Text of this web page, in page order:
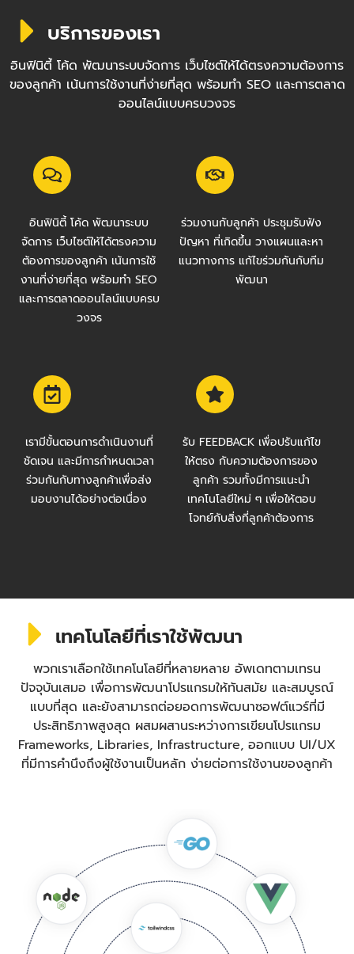
บริการของเรา
อินฟินิตี้ โค้ด พัฒนาระบบจัดการ เว็บไซต์ให้ได้ตรงความต้องการ
ของลูกค้า เน้นการใช้งานที่ง่ายที่สุด พร้อมทำ SEO และการตลาด
ออนไลน์แบบครบวงจร
อินฟินิตี้ โค้ด พัฒนาระบบ
จัดการ เว็บไซต์ให้ได้ตรงความ
ต้องการของลูกค้า เน้นการใช้
งานที่ง่ายที่สุด พร้อมทำ SEO
และการตลาดออนไลน์แบบครบ
วงจร
ร่วมงานกับลูกค้า ประชุมรับฟัง
ปัญหา ที่เกิดขึ้น วางแผนและหา
แนวทางการ แก้ไขร่วมกันกับทีม
พัฒนา
เรามีขั้นตอนการดำเนินงานที่
ชัดเจน และมีการกำหนดเวลา
ร่วมกันกับทางลูกค้าเพื่อส่ง
มอบงานได้อย่างต่อเนื่อง
รับ FEEDBACK เพื่อปรับแก้ไข
ให้ตรง กับความต้องการของ
ลูกค้า รวมทั้งมีการแนะนำ
เทคโนโลยีใหม่ ๆ เพื่อให้ตอบ
โจทย์กับสิ่งที่ลูกค้าต้องการ
เทคโนโลยีที่เราใช้พัฒนา
พวกเราเลือกใช้เทคโนโลยีที่หลายหลาย อัพเดทตามเทรน
ปัจจุบันเสมอ เพื่อการพัฒนาโปรแกรมให้ทันสมัย และสมบูรณ์
แบบที่สุด และยังสามารถต่อยอดการพัฒนาซอฟต์แวร์ที่มี
ประสิทธิภาพสูงสุด ผสมผสานระหว่างการเขียนโปรแกรม
Frameworks, Libraries, Infrastructure, ออกแบบ UI/UX
ที่มีการคำนึงถึงผู้ใช้งานเป็นหลัก ง่ายต่อการใช้งานของลูกค้า